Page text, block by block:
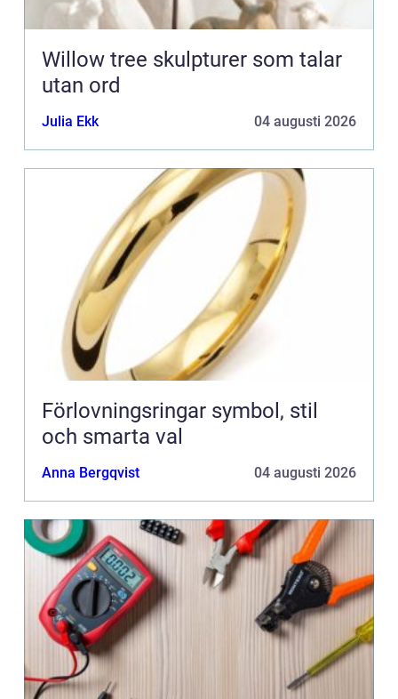
Willow tree skulpturer som talar
utan ord
Julia Ekk 04 augusti 2026
Förlovningsringar symbol, stil
och smarta val
Anna Bergqvist 04 augusti 2026